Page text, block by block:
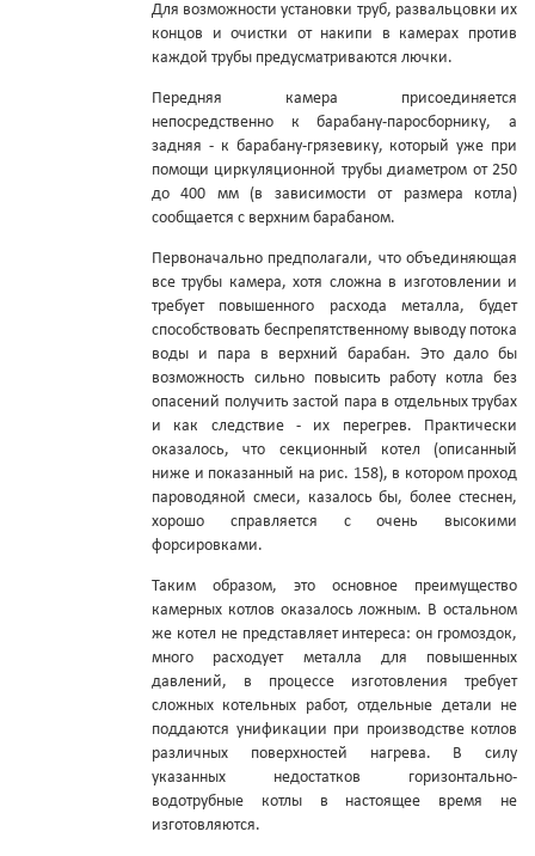
Для возможности установки труб, развальцовки их
концов и очистки от накипи в камерах против
каждой трубы предусматриваются лючки.
Передняя камера присоединяется
непосредственно к барабану-паросборнику, а
задняя - к барабану-грязевику, который уже при
помощи циркуляционной трубы диаметром от 250
до 400 мм (в зависимости от размера котла)
сообщается с верхним барабаном.
Первоначально предполагали, что объединяющая
все трубы камера, хотя сложна в изготовлении и
требует повышенного расхода металла, будет
способствовать беспрепятственному выводу потока
воды и пара в верхний барабан. Это дало бы
возможность сильно повысить работу котла без
опасений получить застой пара в отдельных трубах
и как следствие - их перегрев. Практически
оказалось, что секционный котел (описанный
ниже и показанный на рис. 158), в котором проход
пароводяной смеси, казалось бы, более стеснен,
хорошо справляется с очень высокими
форсировками.
Таким образом, это основное преимущество
камерных котлов оказалось ложным. В остальном
же котел не представляет интереса: он громоздок,
много расходует металла для повышенных
давлений, в процессе изготовления требует
сложных котельных работ, отдельные детали не
поддаются унификации при производстве котлов
различных поверхностей нагрева. В силу
указанных недостатков горизонтально-
водотрубные котлы в настоящее время не
изготовляются.